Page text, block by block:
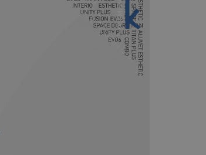
10 ЛЕТ ГАРАНТИИ